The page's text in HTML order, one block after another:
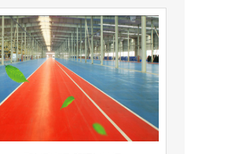
磨环氧地坪
坪